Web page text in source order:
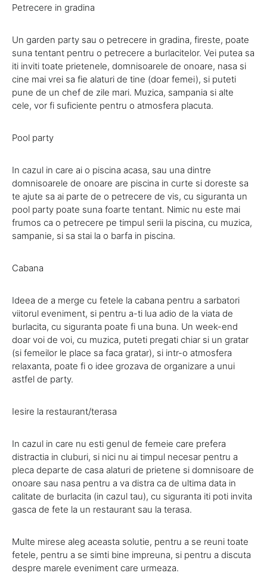
Petrecere in gradina
Un garden party sau o petrecere in gradina, fireste, poate
suna tentant pentru o petrecere a burlacitelor. Vei putea sa
iti inviti toate prietenele, domnisoarele de onoare, nasa si
cine mai vrei sa fie alaturi de tine (doar femei), si puteti
pune de un chef de zile mari. Muzica, sampania si alte
cele, vor fi suficiente pentru o atmosfera placuta.
Pool party
In cazul in care ai o piscina acasa, sau una dintre
domnisoarele de onoare are piscina in curte si doreste sa
te ajute sa ai parte de o petrecere de vis, cu siguranta un
pool party poate suna foarte tentant. Nimic nu este mai
frumos ca o petrecere pe timpul serii la piscina, cu muzica,
sampanie, si sa stai la o barfa in piscina.
Cabana
Ideea de a merge cu fetele la cabana pentru a sarbatori
viitorul eveniment, si pentru a-ti lua adio de la viata de
burlacita, cu siguranta poate fi una buna. Un week-end
doar voi de voi, cu muzica, puteti pregati chiar si un gratar
(si femeilor le place sa faca gratar), si intr-o atmosfera
relaxanta, poate fi o idee grozava de organizare a unui
astfel de party.
Iesire la restaurant/terasa
In cazul in care nu esti genul de femeie care prefera
distractia in cluburi, si nici nu ai timpul necesar pentru a
pleca departe de casa alaturi de prietene si domnisoare de
onoare sau nasa pentru a va distra ca de ultima data in
calitate de burlacita (in cazul tau), cu siguranta iti poti invita
gasca de fete la un restaurant sau la terasa.
Multe mirese aleg aceasta solutie, pentru a se reuni toate
fetele, pentru a se simti bine impreuna, si pentru a discuta
despre marele eveniment care urmeaza.